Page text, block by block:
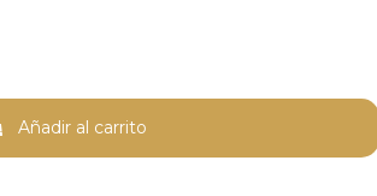
Añadir al carrito